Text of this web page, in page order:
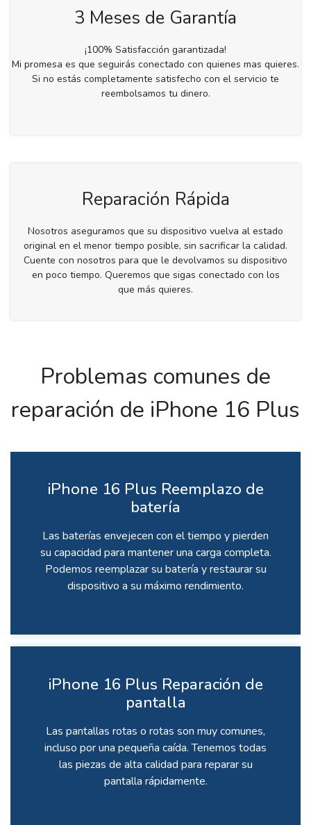
3 Meses de Garantía
¡100% Satisfacción garantizada!
Mi promesa es que seguirás conectado con quienes mas quieres.
Si no estás completamente satisfecho con el servicio te
reembolsamos tu dinero.
Reparación Rápida
Nosotros aseguramos que su dispositivo vuelva al estado
original en el menor tiempo posible, sin sacrificar la calidad.
Cuente con nosotros para que le devolvamos su dispositivo
en poco tiempo. Queremos que sigas conectado con los
que más quieres.
Problemas comunes de
reparación de iPhone 16 Plus
iPhone 16 Plus Reemplazo de
batería
Las baterías envejecen con el tiempo y pierden
su capacidad para mantener una carga completa.
Podemos reemplazar su batería y restaurar su
dispositivo a su máximo rendimiento.
iPhone 16 Plus Reparación de
pantalla
Las pantallas rotas o rotas son muy comunes,
incluso por una pequeña caída. Tenemos todas
las piezas de alta calidad para reparar su
pantalla rápidamente.